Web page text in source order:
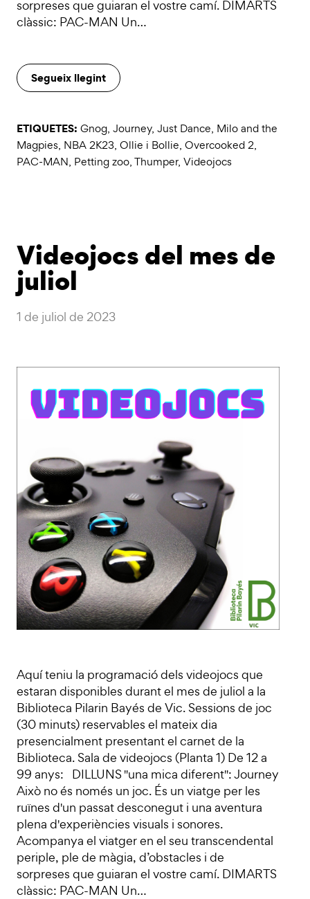
sorpreses que guiaran el vostre camí. DIMARTS
clàssic: PAC-MAN Un…
Segueix llegint
ETIQUETES: Gnog, Journey, Just Dance, Milo and the
Magpies, NBA 2K23, Ollie i Bollie, Overcooked 2,
PAC-MAN, Petting zoo,Thumper, Videojocs
Videojocs del mes de
juliol
1 de juliol de 2023
Aquí teniu la programació dels videojocs que
estaran disponibles durant el mes de juliol a la
Biblioteca Pilarin Bayés de Vic. Sessions de joc
(30 minuts) reservables el mateix dia
presencialment presentant el carnet de la
Biblioteca. Sala de videojocs (Planta 1) De 12 a
99 anys: DILLUNS "una mica diferent": Journey
Això no és només un joc. És un viatge per les
ruïnes d'un passat desconegut i una aventura
plena d'experiències visuals i sonores.
Acompanya el viatger en el seu transcendental
periple, ple de màgia, d’obstacles i de
sorpreses que guiaran el vostre camí. DIMARTS
clàssic: PAC-MAN Un…